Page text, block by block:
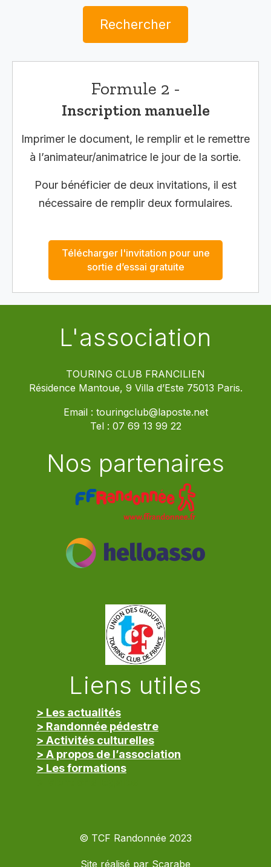
Rechercher
Formule 2 -
Inscription manuelle
Imprimer le document, le remplir et le remettre
à l’animateur/animatrice le jour de la sortie.
Pour bénéficier de deux invitations, il est
nécessaire de remplir deux formulaires.
Télécharger l'invitation pour une
sortie d’essai gratuite
L'association
TOURING CLUB FRANCILIEN
Résidence Mantoue, 9 Villa d’Este 75013 Paris.
Email : touringclub@laposte.net
Tel : 07 69 13 99 22
Nos partenaires
Liens utiles
> Les actualités
> Randonnée pédestre
> Activités culturelles
> A propos de l’association
> Les formations
© TCF Randonnée 2023
Site réalisé par Scarabe